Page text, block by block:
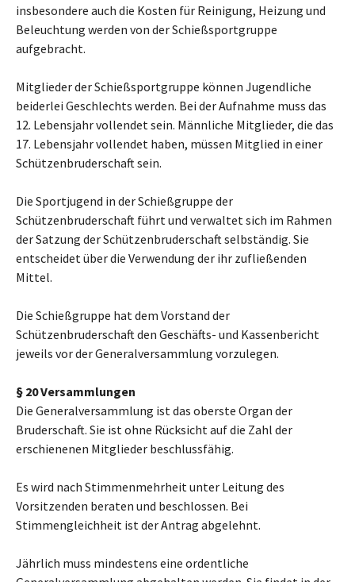
insbesondere auch die Kosten für Reinigung, Heizung und
Beleuchtung werden von der Schießsportgruppe
aufgebracht.
Mitglieder der Schießsportgruppe können Jugendliche
beiderlei Geschlechts werden. Bei der Aufnahme muss das
12. Lebensjahr vollendet sein. Männliche Mitglieder, die das
17. Lebensjahr vollendet haben, müssen Mitglied in einer
Schützenbruderschaft sein.
Die Sportjugend in der Schießgruppe der
Schützenbruderschaft führt und verwaltet sich im Rahmen
der Satzung der Schützenbruderschaft selbständig. Sie
entscheidet über die Verwendung der ihr zufließenden
Mittel.
Die Schießgruppe hat dem Vorstand der
Schützenbruderschaft den Geschäfts- und Kassenbericht
jeweils vor der Generalversammlung vorzulegen.
§ 20 Versammlungen
Die Generalversammlung ist das oberste Organ der
Bruderschaft. Sie ist ohne Rücksicht auf die Zahl der
erschienenen Mitglieder beschlussfähig.
Es wird nach Stimmenmehrheit unter Leitung des
Vorsitzenden beraten und beschlossen. Bei
Stimmengleichheit ist der Antrag abgelehnt.
Jährlich muss mindestens eine ordentliche